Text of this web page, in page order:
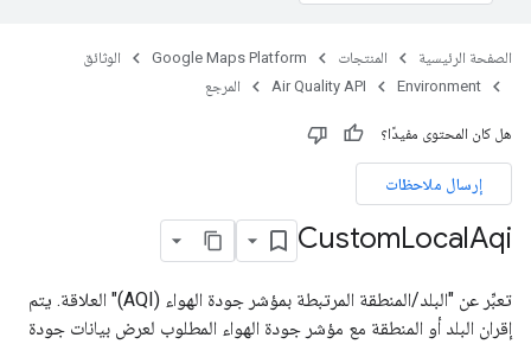
الصفحة الرئيسية المنتجات Google Maps Platform
الوثائق
Environment
Air Quality API المرجع
هل كان المحتوى مفيدًا؟
إرسال ملاحظات
CustomLocalAqi
تعبِّر عن "البلد/المنطقة المرتبطة بمؤشر جودة الهواء (AQI)" العلاقة. يتم
إقران البلد أو المنطقة مع مؤشر جودة الهواء المطلوب لعرض بيانات جودة